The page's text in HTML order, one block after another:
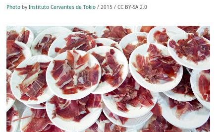
Photo byInstituto Cervantes de Tokio / 2015 / CC BY-SA 2.0